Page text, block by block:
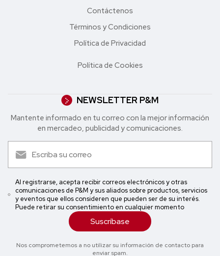
Contáctenos
Términos y Condiciones
Política de Privacidad
Política de Cookies
NEWSLETTER P&M
Mantente informado en tu correo con la mejor in formación
en mercadeo, publicidad y comunicaciones.
Al registrarse, acepta recibir correos electrónicos y otras
comunicaciones de P&M y sus aliados sobre productos, servicios
y eventos que ellos consideren que pueden ser de su interés.
Puede retirar su consentimiento en cualquier momento
Suscríbase
Nos comprometemos a no utilizar su información de contacto para
enviar spam.